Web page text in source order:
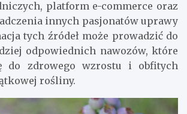
platform e-commerce oraz
innych pasjonatów uprawy
tych źródeł może prowadzić do
odpowiednich nawozów, które
do zdrowego wzrostu i obfitych
rośliny.